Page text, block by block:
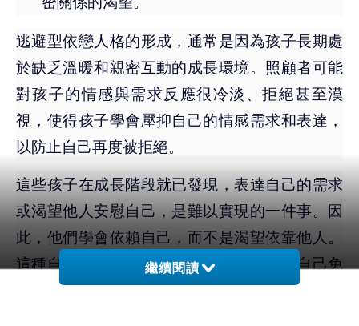
逃避型依戀人格的形成，通常是因為孩子長期處
於缺乏溫暖和親密互動的成長環境。照顧者可能
對孩子的情感與需求反應很冷淡、拒絕甚至漠
視，使得孩子學會壓抑自己的情感需求和表達，
以防止自己再度被拒絕。
這些孩子在成長階段就已發現，表達自己的需求
或渴望他人安慰自己，是難以實現的一件事。因
此，他們學會依賴自己，而不是渴望依靠他人。
這種自我依賴成為一種防衛機制，以保護自己免
受失望和情感上的傷害。長大之後，他們進一步
繼續閱讀